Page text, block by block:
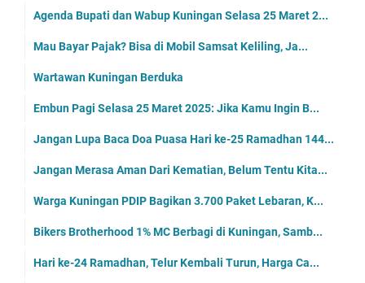
Agenda Bupati dan Wabup Kuningan Selasa 25 Maret 2...
Mau Bayar Pajak? Bisa di Mobil Samsat Keliling, Ja...
Wartawan Kuningan Berduka
Embun Pagi Selasa 25 Maret 2025: Jika Kamu Ingin B...
Jangan Lupa Baca Doa Puasa Hari ke-25 Ramadhan 144...
Jangan Merasa Aman Dari Kematian, Belum Tentu Kita...
Warga Kuningan PDIP Bagikan 3.700 Paket Lebaran, K...
Bikers Brotherhood 1% MC Berbagi di Kuningan, Samb...
Hari ke-24 Ramadhan, Telur Kembali Turun, Harga Ca...